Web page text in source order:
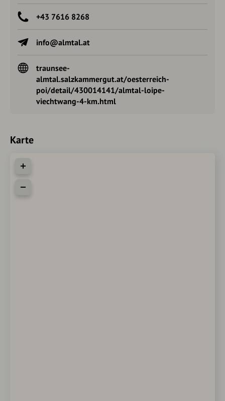
+43 7616 8268
info@almtal.at
traunsee-
almtal.salzkammergut.at/oesterreich-
poi/detail/430014141/almtal-loipe-
viechtwang-4-km.html
Karte